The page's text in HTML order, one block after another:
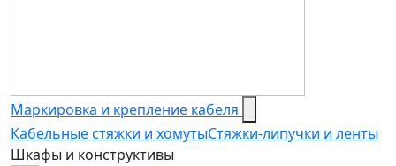
Маркировка и крепление кабеля
Кабельные стяжки и хомутыСтяжки-липучки и ленты
Шкафы и конструктивы